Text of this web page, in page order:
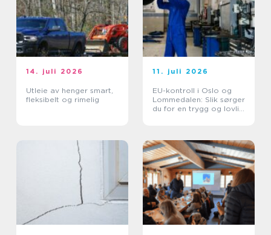
14. juli 2026
Utleie av henger smart,
fleksibelt og rimelig
11. juli 2026
EU-kontroll i Oslo og
Lommedalen: Slik sørger
du for en trygg og lovlig